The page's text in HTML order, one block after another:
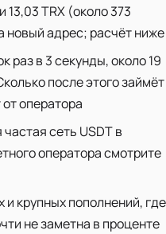
TRX (около 373
новый адрес; расчёт ниже
раз в 3 секунды, около 19
после этого займёт
оператора
сеть USDT в
оператора смотрите
и крупных пополнений, где
не заметна в проценте